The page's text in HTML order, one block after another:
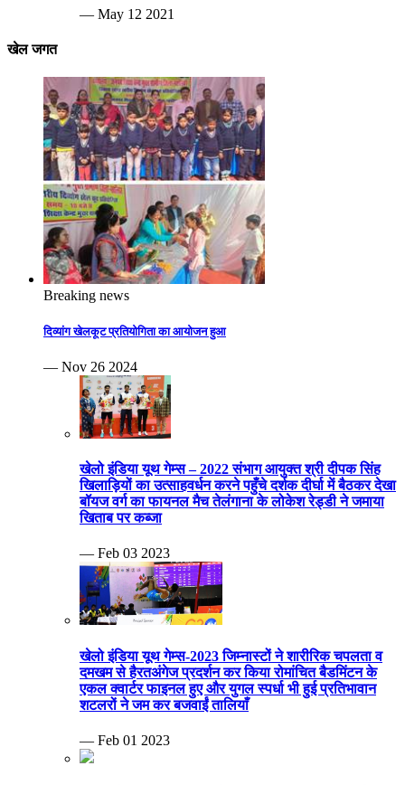
— May 12 2021
खेल जगत
Breaking news
दिव्यांग खेलकूट प्रतियोगिता का आयोजन हुआ
— Nov 26 2024
खेलो इंडिया यूथ गेम्स – 2022 संभाग आयुक्त श्री दीपक सिंह
खिलाड़ियों का उत्साहवर्धन करने पहुँचे दर्शक दीर्घा में बैठकर देखा
बॉयज वर्ग का फायनल मैच तेलंगाना के लोकेश रेड्डी ने जमाया
खिताब पर कब्जा
— Feb 03 2023
खेलो इंडिया यूथ गेम्स-2023 जिम्नास्टों ने शारीरिक चपलता व
दमखम से हैरतअंगेज प्रदर्शन कर किया रोमांचित बैडमिंटन के
एकल क्वार्टर फाइनल हुए और युगल स्पर्धा भी हुई प्रतिभावान
शटलरों ने जम कर बजवाईं तालियाँ
— Feb 01 2023